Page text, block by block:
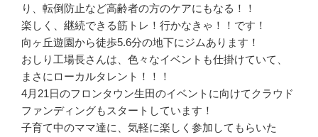
り、転倒防止など高齢者の方のケアにもなる！！
楽しく、継続できる筋トレ！行かなきゃ！！です！
向ヶ丘遊園から徒歩5.6分の地下にジムあります！
おしり工場長さんは、色々なイベントも仕掛けていて、
まさにローカルタレント！！！
4月21日のフロンタウン生田のイベントに向けてクラウド
ファンディングもスタートしています！
子育て中のママ達に、気軽に楽しく参加してもらいた